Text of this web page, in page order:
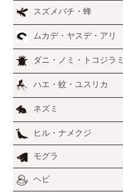
スズメバチ・蜂
ムカデ・ヤスデ・アリ
ダニ・ノミ・トコジラミ
ハエ・蚊・ユスリカ
ネズミ
ヒル・ナメクジ
モグラ
ヘビ